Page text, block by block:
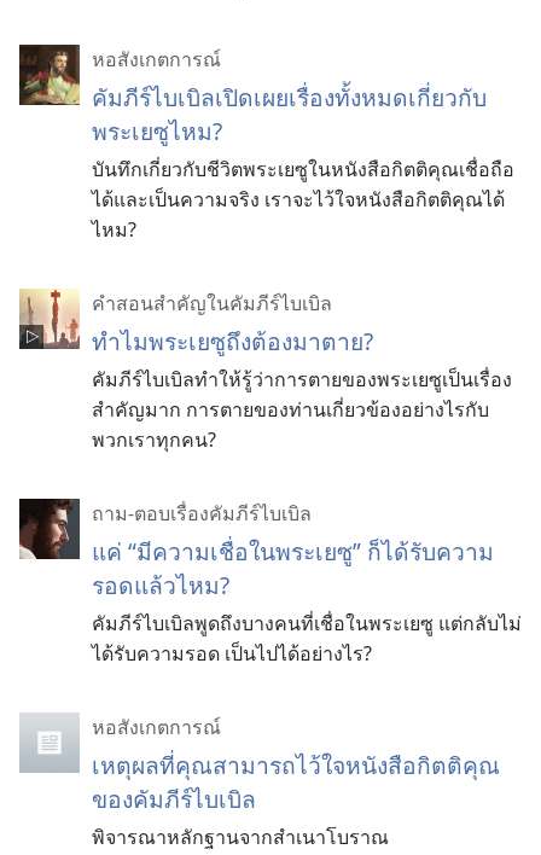
หอสังเกตการณ์
คัมภีร์ไบเบิลเปิดเผยเรื่องทั้งหมดเกี่ยวกับ
พระเยซูไหม?
บันทึกเกี่ยวกับชีวิตพระเยซูในหนังสือกิตติคุณเชื่อถือ
ได้และเป็นความจริง เราจะไว้ใจหนังสือกิตติคุณได้
ไหม?
คำสอนสำคัญในคัมภีร์ไบเบิล
ทำไมพระเยซูถึงต้องมาตาย?
คัมภีร์ไบเบิลทำให้รู้ว่าการตายของพระเยซูเป็นเรื่อง
สำคัญมาก การตายของท่านเกี่ยวข้องอย่างไรกับ
พวกเราทุกคน?
ถาม-ตอบเรื่องคัมภีร์ไบเบิล
แค่ “มีความเชื่อในพระเยซู” ก็ได้รับความ
รอดแล้วไหม?
คัมภีร์ไบเบิลพูดถึงบางคนที่เชื่อในพระเยซู แต่กลับไม่
ได้รับความรอด เป็นไปได้อย่างไร?
หอสังเกตการณ์
เหตุผลที่คุณสามารถไว้ใจหนังสือกิตติคุณ
ของคัมภีร์ไบเบิล
พิจารณาหลักฐานจากสำเนาโบราณ